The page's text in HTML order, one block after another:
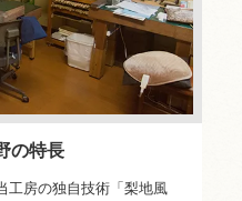
の特長
工房の独自技術「梨地風